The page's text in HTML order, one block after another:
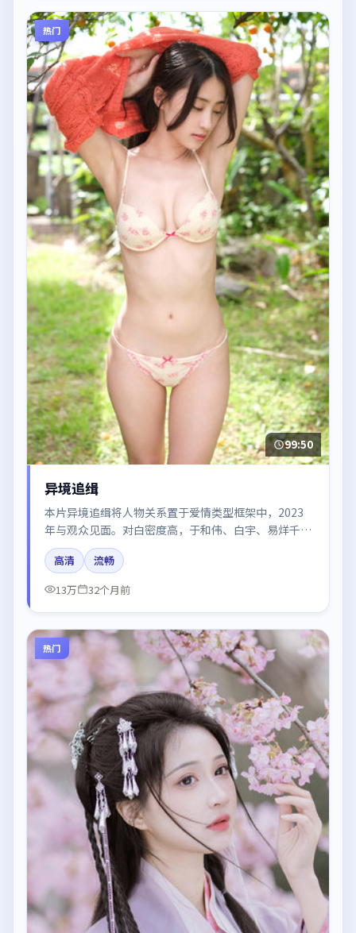
热门
99:50
异境追缉
本片异境追缉将人物关系置于爱情类型框架中，2023
年与观众见面。对白密度高，于和伟、白宇、易烊千
玺、秦海璐的台词节奏值得关注；整体气质偏韩国都市
与冷色调摄影。
高清
流畅
13万
32个月前
热门